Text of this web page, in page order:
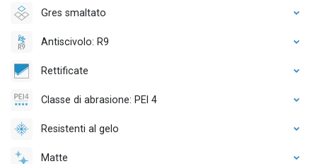
Gres smaltato
Antiscivolo: R9
Rettificate
Classe di abrasione: PEI 4
Resistenti al gelo
Matte